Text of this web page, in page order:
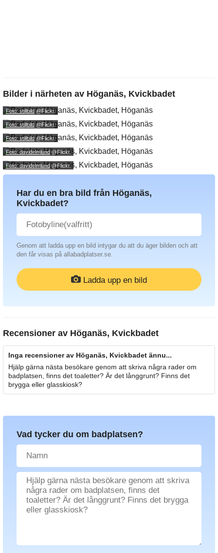
Bilder i närheten av Höganäs, Kvickbadet
Foto: stillbild@Flickr.
Foto: stillbild@Flickr.
Foto: stillbild@Flickr.
Foto: davidelmlund@Flickr.
Foto: davidelmlund@Flickr.
Har du en bra bild från Höganäs,
Kvickbadet?
Genom att ladda upp en bild intygar du att du äger bilden och att
den får visas på allabadplatser.se.
Ladda upp en bild
Recensioner av Höganäs, Kvickbadet
Inga recensioner av Höganäs, Kvickbadet ännu...
Hjälp gärna nästa besökare genom att skriva några rader om
badplatsen, finns det toaletter? Är det långgrunt? Finns det
brygga eller glasskiosk?
Vad tycker du om badplatsen?